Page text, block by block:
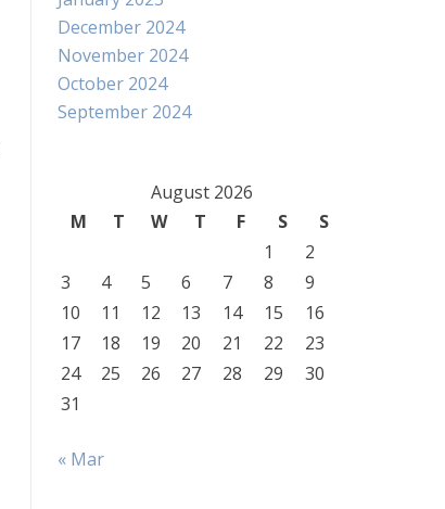
December 2024
November 2024
October 2024
September 2024
August 2026
M
T W T F S
S
1
2
3
4 5 6 7 8
9
10
11 12 13 14 15
16
17
18 19 20 21 22
23
24
25 26 27 28 29
30
31
« Mar